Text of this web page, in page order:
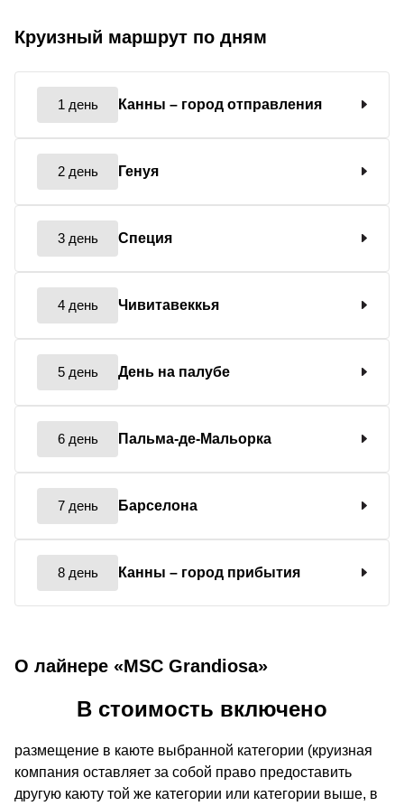
Круизный маршрут по дням
1 день Канны – город отправления
2 день Генуя
3 день Специя
4 день Чивитавеккья
5 день День на палубе
6 день Пальма-де-Мальорка
7 день Барселона
8 день Канны – город прибытия
О лайнере «MSC Grandiosa»
В стоимость включено
размещение в каюте выбранной категории (круизная
компания оставляет за собой право предоставить
другую каюту той же категории или категории выше, в